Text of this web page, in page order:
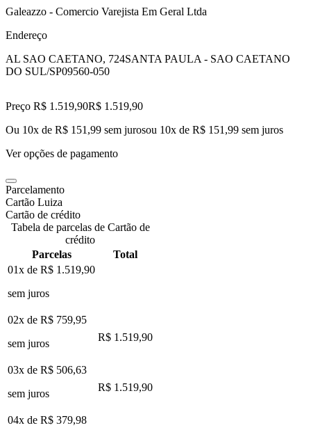
Galeazzo - Comercio Varejista Em Geral Ltda
Endereço
AL SAO CAETANO, 724SANTA PAULA - SAO CAETANO
DO SUL/SP09560-050
Preço R$ 1.519,90R$ 1.519,90
Ou 10x de R$ 151,99 sem jurosou 10x de R$ 151,99 sem juros
Ver opções de pagamento
Parcelamento
Cartão Luiza
Cartão de crédito
Tabela de parcelas de Cartão de
crédito
Parcelas
Total
01x de R$ 1.519,90
sem juros
02x de R$ 759,95
sem juros
R$ 1.519,90
03x de R$ 506,63
sem juros
R$ 1.519,90
04x de R$ 379,98